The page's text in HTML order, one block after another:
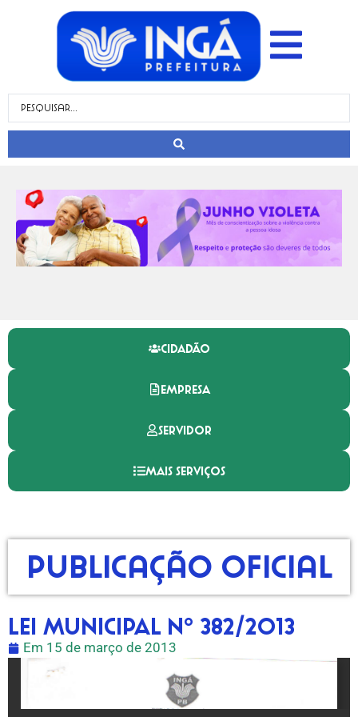
CIDADÃO
EMPRESA
SERVIDOR
MAIS SERVIÇOS
Publicação Oficial
LEI MUNICIPAL Nº 382/2013
Em 15 de março de 2013